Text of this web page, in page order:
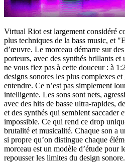
Virtual Riot est largement considéré
plus techniques de la bass music, et
d’œuvre. Le morceau démarre sur
porteurs, avec des synthés brillants
ne vous fiez pas à cette douceur : à
designs sonores les plus complexes
entendre. Ce n’est pas simplement
intelligente. Les sons sont nets,
avec des hits de basse ultra-rapides,
et des synthés qui semblent saccader
impossible. Ce qui rend ce drop
brutalité et musicalité. Chaque son a
si propre qu’on distingue chaque
morceau est un modèle d’étude pour
repousser les limites du design sonore.